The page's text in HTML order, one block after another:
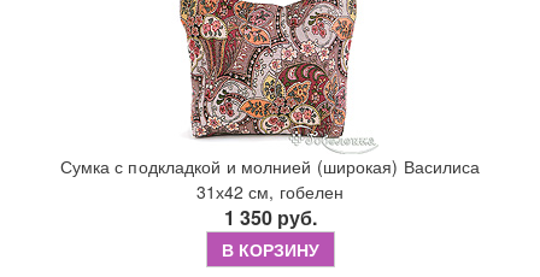
Сумка с подкладкой и молнией (широкая) Василиса
31х42 см, гобелен
1 350 руб.
В КОРЗИНУ